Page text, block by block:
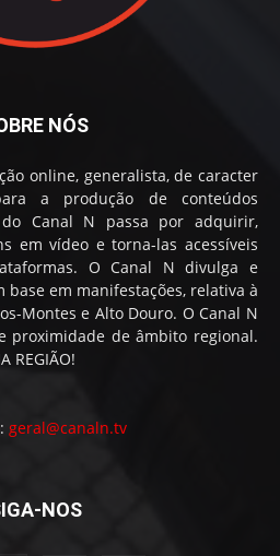
NÓS
online, generalista, de caracter
a produção de conteúdos
Canal N passa por adquirir,
em vídeo e torna-las acessíveis
O Canal N divulga e
em manifestações, relativa à
Montes e Alto Douro. O Canal N
proximidade de âmbito regional.
REGIÃO!
geral@canaln.tv
NOS